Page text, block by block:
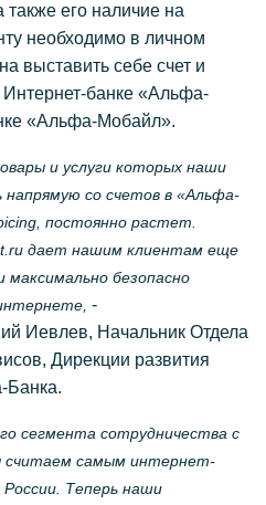
также его наличие на
необходимо в личном
выставить себе счет и
Интернет-банке «Альфа-
«Альфа-Мобайл».
и услуги которых наши
со счетов в «Альфа-
постоянно растет.
дает нашим клиентам еще
безопасно
-
Иевлев, Начальник Отдела
Дирекции развития
Банка.
сегмента сотрудничества с
самым интернет-
Теперь наши